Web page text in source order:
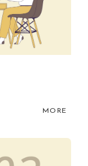
MORE